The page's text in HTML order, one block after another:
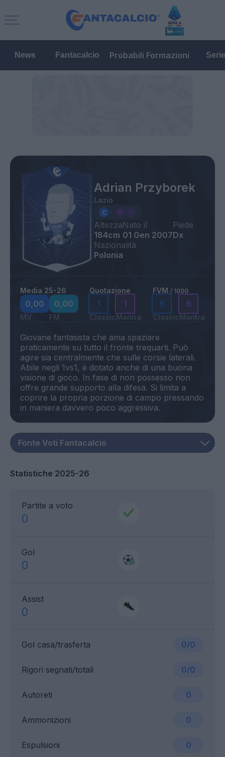
News Fantacalcio Probabili Formazioni
Adrian Przyborek
Lazio
Altezza
184cm
Nato il
01 Gen 2007
Piede
Dx
Nazionalità
Polonia
Media 25-26
0,00
MV
0,00
FM
Quotazione
1
Classic
1
Mantra
FVM / 1000
6
Classic
6
Mantra
Giovane fantasista che ama spaziare
praticamente su tutto il fronte trequarti. Può
agire sia centralmente che sulle corsie laterali.
Abile negli 1vs1, è dotato anche di una buona
visione di gioco. In fase di non possesso non
offre grande supporto alla difesa. Si limita a
coprire la propria porzione di campo pressando
Statistiche 2025-26
Partite a voto
0
Gol
0
Assist
0
Gol casa/trasferta 0/0
Ammonizioni 0
Rigori segnati/totali 0/0
Espulsioni 0
Autoreti 0